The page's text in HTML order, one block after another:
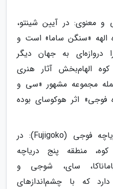
و معنوی: در آیین شینتو،
الهه «سنگن ساما» است و
دروازه‌ای به جهان دیگر
الهام‌بخش آثار هنری
مجموعه مشهور «سی و
اثر هوکوسای بوده
منطقه پنج دریاچه فوجی (Fujigoko): در
منطقه پنج دریاچه
سای، شوجی و
که با چشم‌اندازهای